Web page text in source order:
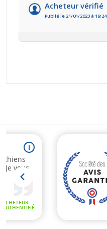
Acheteur vérifié
Publié le 21/01/2023 à 19:24